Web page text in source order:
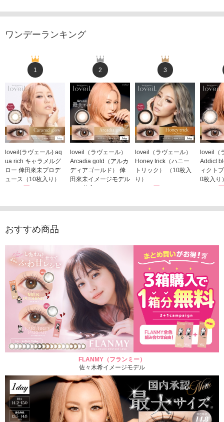
ワンデーランキング
1
loveil(ラヴェール) aq
ua rich キャラメルグ
ロー 倖田來未プロデ
ュース（10枚入り）
2
loveil（ラヴェール）
Arcadia gold（アルカ
ディアゴールド） 倖
田來未イメージモデル
3
loveil（ラヴェール）
Honey trick（ハニー
トリック） （10枚入
り）
loveil（
Addict
ィクト
0枚入り
おすすめ商品
FLANMY（フランミー）
佐々木希イメージモデル